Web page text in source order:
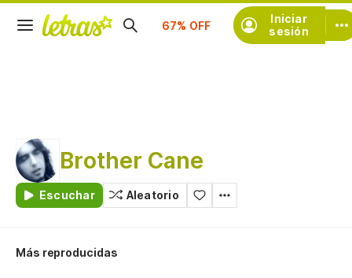
Iniciar
sesión
Suscríbete
Brother Cane
Escuchar Aleatorio
Más reproducidas